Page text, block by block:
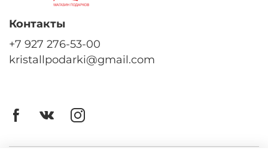
Контакты
+7 927 276-53-00
kristallpodarki@gmail.com